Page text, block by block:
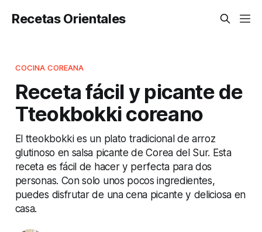
Recetas Orientales
COCINA COREANA
Receta fácil y picante de
Tteokbokki coreano
El tteokbokki es un plato tradicional de arroz
glutinoso en salsa picante de Corea del Sur. Esta
receta es fácil de hacer y perfecta para dos
personas. Con solo unos pocos ingredientes,
puedes disfrutar de una cena picante y deliciosa en
casa.